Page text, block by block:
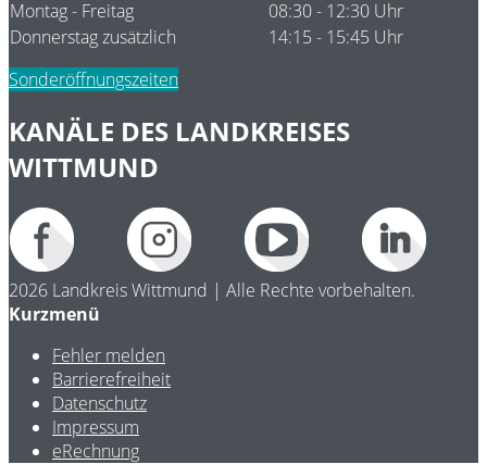
Montag - Freitag
08:30 - 12:30 Uhr
Donnerstag zusätzlich
14:15 - 15:45 Uhr
Sonderöffnungszeiten
KANÄLE DES LANDKREISES
WITTMUND
2026 Landkreis Wittmund | Alle Rechte vorbehalten.
Kurzmenü
Fehler melden
Barrierefreiheit
Datenschutz
Impressum
eRechnung